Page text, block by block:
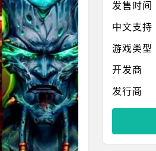
发售时间
中文支持
游戏类型
开发商
发行商